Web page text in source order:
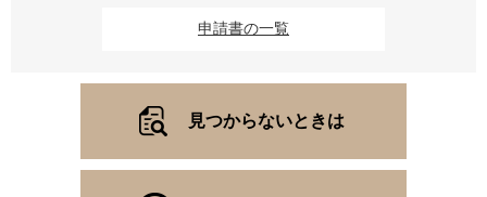
申請書の一覧
見つからないときは